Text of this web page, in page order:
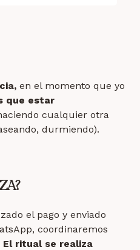
en el momento que yo
que estar
cualquier otra
durmiendo).
el pago y enviado
coordinaremos
El ritual se realiza